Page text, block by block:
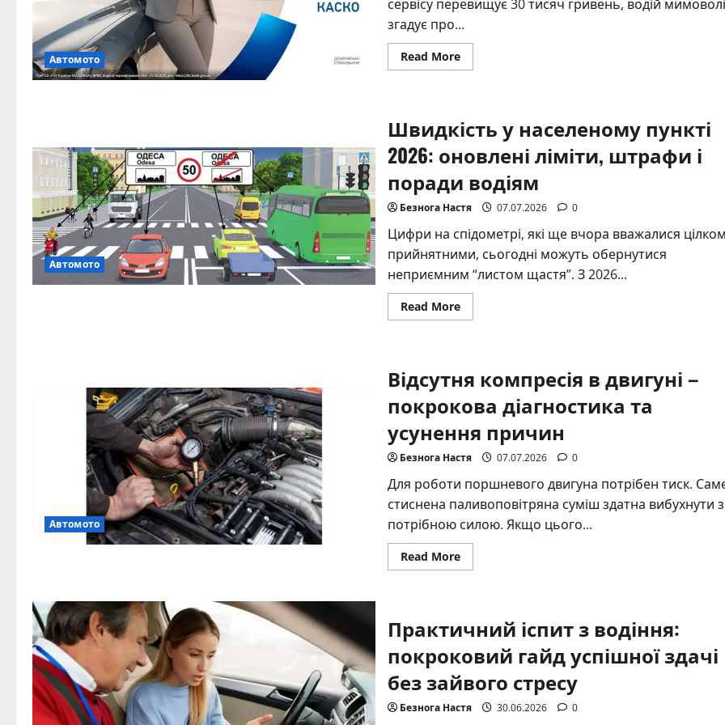
Автомото
сервісу перевищує 30 тисяч гривень, водій мимоволі
згадує про...
Read MoreRead
more
осіб
–
повний
розбір
цін
та
виплат
Автомото
Швидкість у населеному пункті
2026: оновлені ліміти, штрафи і
поради водіям
Безнога Настя 07.07.2026 0
Цифри на спідометрі, які ще вчора вважалися
прийнятними, сьогодні можуть обернутися
неприємним “листом щастя”. З 2026...
Read MoreRead
more
пункті
2026:
ліміти,
штрафи
і
поради
водіям
Автомото
Відсутня компресія в двигуні –
покрокова діагностика та
усунення причин
Безнога Настя 07.07.2026 0
Для роботи поршневого двигуна потрібен тиск.
стиснена паливоповітряна суміш здатна вибухнути з
потрібною силою. Якщо цього...
Read MoreRead
more
двигуні
–
покрокова
діагностика
усунення
причин
Практичний іспит з водіння:
покроковий гайд успішної здачі
без зайвого стресу
Безнога Настя 30.06.2026 0